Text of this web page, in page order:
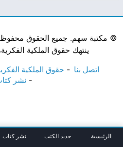
© مكتبة سهم. جميع الحقوق
ينتهك حقوق الملكية
اتصل بنا حقوق الملكية
نشر
الرئيسية جديد الكتب نشر كتاب